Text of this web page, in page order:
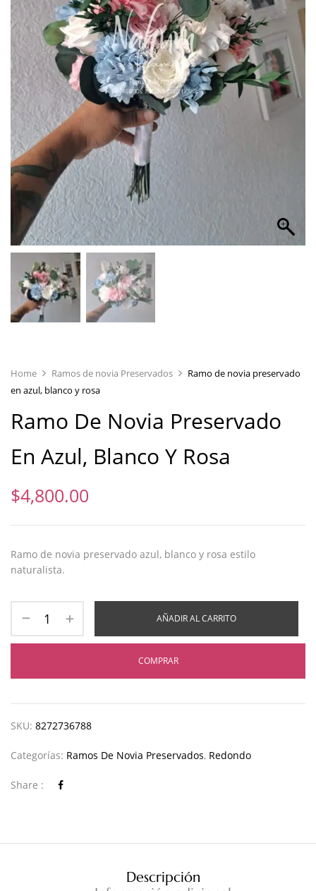
Home Ramos de novia Preservados
Ramo de novia preservado
en azul, blanco y rosa
Ramo De Novia Preservado
En Azul, Blanco Y Rosa
$4,800.00
Ramo de novia preservado azul, blanco y rosa estilo
naturalista.
AÑADIR AL CARRITO
COMPRAR
SKU: 8272736788
Categorías: Ramos De Novia Preservados, Redondo
Share :
Descripción